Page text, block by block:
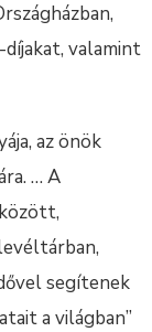
valamint
az önök
… A
segítenek
a világban”